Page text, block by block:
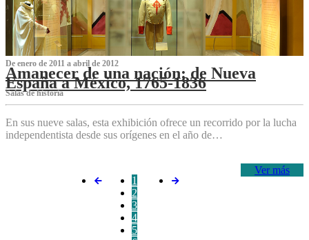
De enero de 2011 a abril de 2012
Amanecer de una nación: de Nueva
España a México, 1765-1836
Salas de historia
En sus nueve salas, esta exhibición ofrece un recorrido por la lucha
independentista desde sus orígenes en el año de…
Ver más
1
2
3
4
5